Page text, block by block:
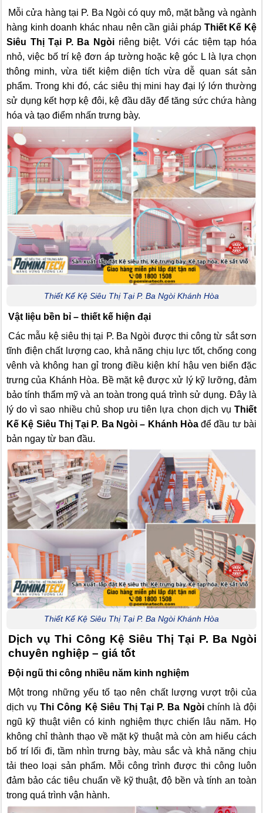
Mỗi cửa hàng tại P. Ba Ngòi có quy mô, mặt bằng và ngành
hàng kinh doanh khác nhau nên cần giải pháp Thiết Kế Kệ
Siêu Thị Tại P. Ba Ngòiriêng biệt. Với các tiệm tạp hóa
nhỏ, việc bố trí kệ đơn áp tường hoặc kệ góc L là lựa chọn
thông minh, vừa tiết kiệm diện tích vừa dễ quan sát sản
phẩm. Trong khi đó, các siêu thị mini hay đại lý lớn thường
sử dụng kết hợp kệ đôi, kệ đầu dãy để tăng sức chứa hàng
hóa và tạo điểm nhấn trưng bày.
Thiết Kế Kệ Siêu Thị Tại P. Ba Ngòi Khánh Hòa
Vật liệu bền bỉ – thiết kế hiện đại
Các mẫu kệ siêu thị tại P. Ba Ngòi được thi công từ sắt sơn
tĩnh điện chất lượng cao, khả năng chịu lực tốt, chống cong
vênh và không han gỉ trong điều kiện khí hậu ven biển đặc
trưng của Khánh Hòa. Bề mặt kệ được xử lý kỹ lưỡng, đảm
bảo tính thẩm mỹ và an toàn trong quá trình sử dụng. Đây là
lý do vì sao nhiều chủ shop ưu tiên lựa chọn dịch vụ Thiết
Kế Kệ Siêu Thị Tại P. Ba Ngòi – Khánh Hòađể đầu tư bài
bản ngay từ ban đầu.
Thiết Kế Kệ Siêu Thị Tại P. Ba Ngòi Khánh Hòa
Dịch vụ Thi Công Kệ Siêu Thị Tại P. Ba Ngòi
chuyên nghiệp – giá tốt
Đội ngũ thi công nhiều năm kinh nghiệm
Một trong những yếu tố tạo nên chất lượng vượt trội của
dịch vụThi Công Kệ Siêu Thị Tại P. Ba Ngòichính là đội
ngũ kỹ thuật viên có kinh nghiệm thực chiến lâu năm. Họ
không chỉ thành thạo về mặt kỹ thuật mà còn am hiểu cách
bố trí lối đi, tầm nhìn trưng bày, màu sắc và khả năng chịu
tải theo loại sản phẩm. Mỗi công trình được thi công luôn
đảm bảo các tiêu chuẩn về kỹ thuật, độ bền và tính an toàn
trong quá trình vận hành.